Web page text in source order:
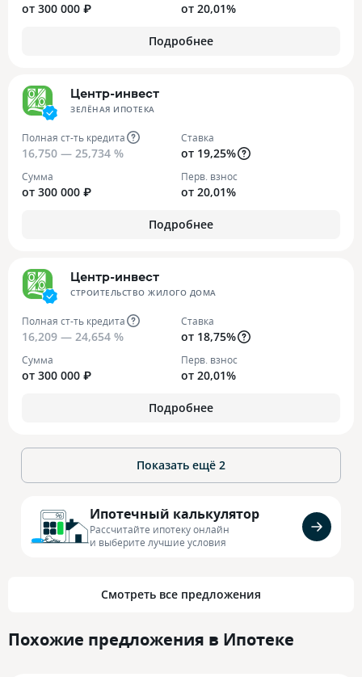
от 300 000 ₽ от 20,01%
Подробнее
Центр-инвест
ЗЕЛЁНАЯ ИПОТЕКА
Полная ст-ть кредита
16,750 — 25,734 %
Ставка
от 19,25%
Сумма
от 300 000 ₽
Перв. взнос
от 20,01%
Подробнее
Центр-инвест
СТРОИТЕЛЬСТВО ЖИЛОГО ДОМА
Полная ст-ть кредита
16,209 — 24,654 %
Ставка
от 18,75%
Сумма
от 300 000 ₽
Перв. взнос
от 20,01%
Подробнее
Показать ещё 2
Ипотечный калькулятор
Рассчитайте ипотеку онлайн
и выберите лучшие условия
Смотреть все предложения
Похожие предложения в Ипотеке